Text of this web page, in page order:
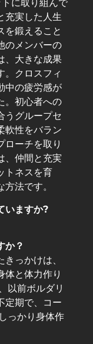
に取り組んで
充実した人生
を鍛えること
のメンバーの
、大きな成果
。クロスフィ
中の疲労感が
。初心者への
うグループセ
軟性をバラン
ローチを取り
、仲間と充実
トネスを育
法です。
いますか?
か？
っかけは、
体と体力作り
以前ボルダリ
定期で、コー
っかり身体作